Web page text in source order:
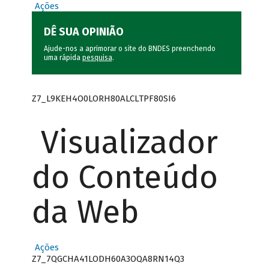
Ações
DÊ SUA OPINIÃO
Ajude-nos a aprimorar o site do BNDES preenchendo
uma rápida pesquisa.
Z7_L9KEH4O0LORH80ALCLTPF80SI6
Visualizador
do Conteúdo
da Web
Ações
Z7_7QGCHA41LODH60A3OQA8RN14Q3